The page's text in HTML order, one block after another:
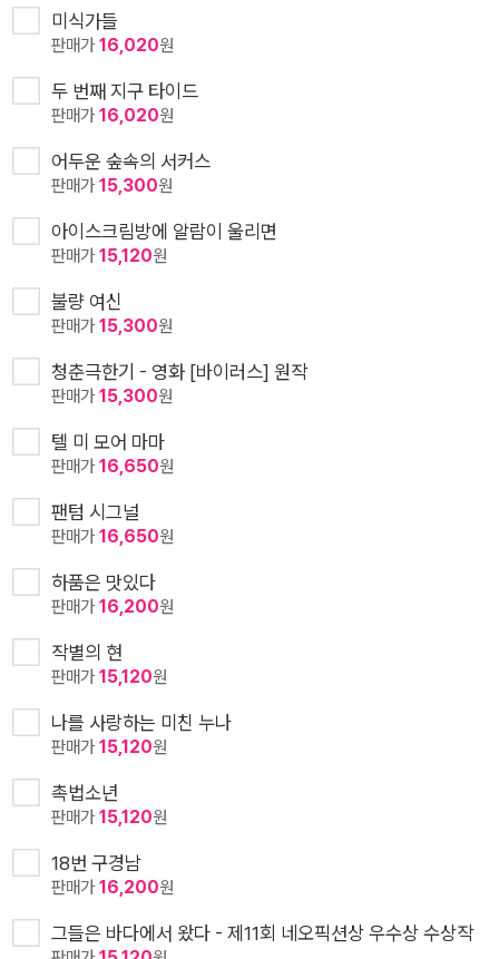
미식가들
판매가16,020원
두 번째 지구 타이드
판매가16,020원
어두운 숲속의 서커스
판매가15,300원
아이스크림방에 알람이 울리면
판매가15,120원
불량 여신
판매가15,300원
청춘극한기 - 영화 [바이러스] 원작
판매가15,300원
텔 미 모어 마마
판매가16,650원
팬텀 시그널
판매가16,650원
하품은 맛있다
판매가16,200원
작별의 현
판매가15,120원
나를 사랑하는 미친 누나
판매가15,120원
촉법소년
판매가15,120원
18번 구경남
판매가16,200원
그들은 바다에서 왔다 - 제11회 네오픽션상 우수상 수상작